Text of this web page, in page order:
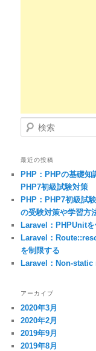
検索
最近の投稿
PHP：PHPの基礎
PHP7初級試験対策
PHP：PHP7初級試
の受験対策や学習方
Laravel：PHPUnit
Laravel：
を制限する
Laravel：Non-static
アーカイブ
2020年3月
2020年2月
2019年9月
2019年8月